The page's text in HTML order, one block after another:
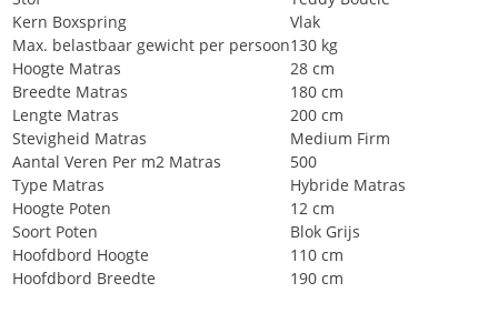
Kern Boxspring
Vlak
Max. belastbaar gewicht per persoon130 kg
Hoogte Matras
28 cm
Breedte Matras
180 cm
Lengte Matras
200 cm
Stevigheid Matras
Medium Firm
Aantal Veren Per m2 Matras
500
Type Matras
Hybride Matras
Hoogte Poten
12 cm
Soort Poten
Blok Grijs
Hoofdbord Hoogte
110 cm
Hoofdbord Breedte
190 cm